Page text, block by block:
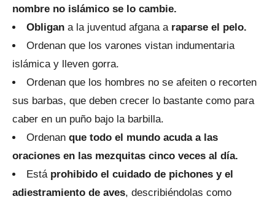
nombre no islámico se lo cambie.
Obligan a la juventud afgana a raparse el pelo.
Ordenan que los varones vistan indumentaria
islámica y lleven gorra.
Ordenan que los hombres no se afeiten o recorten
sus barbas, que deben crecer lo bastante como para
caber en un puño bajo la barbilla.
Ordenan que todo el mundo acuda a las
oraciones en las mezquitas cinco veces al día.
Está prohibido el cuidado de pichones y el
adiestramiento de aves, describiéndolas como